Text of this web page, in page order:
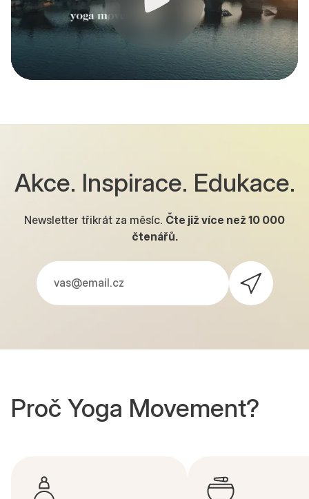
Akce. Inspirace. Edukace.
Newsletter třikrát za měsíc. Čte již více než 10 000
čtenářů.
Proč Yoga Movement?